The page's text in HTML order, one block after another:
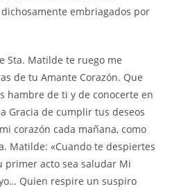
embriagados por
Sta. Matilde te ruego me
de tu Amante Corazón. Que
hambre de ti y de conocerte en
Gracia de cumplir tus deseos
corazón cada mañana, como
Matilde: «Cuando te despiertes
primer acto sea saludar Mi
Quien respire un suspiro